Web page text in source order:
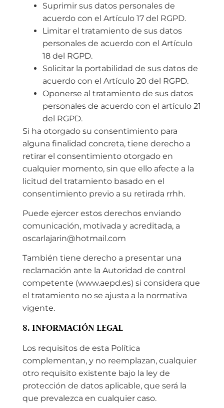
Suprimir sus datos personales de
acuerdo con el Artículo 17 del RGPD.
Limitar el tratamiento de sus datos
personales de acuerdo con el Artículo
18 del RGPD.
Solicitar la portabilidad de sus datos de
acuerdo con el Artículo 20 del RGPD.
Oponerse al tratamiento de sus datos
personales de acuerdo con el artículo 21
del RGPD.
Si ha otorgado su consentimiento para
alguna finalidad concreta, tiene derecho a
retirar el consentimiento otorgado en
cualquier momento, sin que ello afecte a la
licitud del tratamiento basado en el
consentimiento previo a su retirada rrhh.
Puede ejercer estos derechos enviando
comunicación, motivada y acreditada, a
oscarlajarin@hotmail.com
También tiene derecho a presentar una
reclamación ante la Autoridad de control
competente (www.aepd.es) si considera que
el tratamiento no se ajusta a la normativa
vigente.
8. INFORMACIÓN LEGAL
Los requisitos de esta Política
complementan, y no reemplazan, cualquier
otro requisito existente bajo la ley de
protección de datos aplicable, que será la
que prevalezca en cualquier caso.